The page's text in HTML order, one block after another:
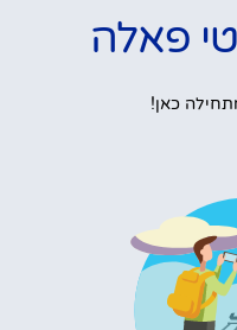
פאלה
כאן!